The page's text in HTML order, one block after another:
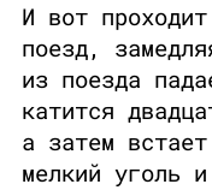
И вот
поезд,
из поезда
катится
а затем
мелкий уголь